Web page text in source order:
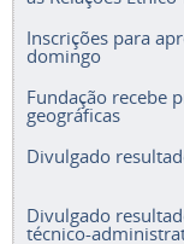
Inscrições para
domingo
Fundação recebe
geográficas
Divulgado
Divulgado
técnico-